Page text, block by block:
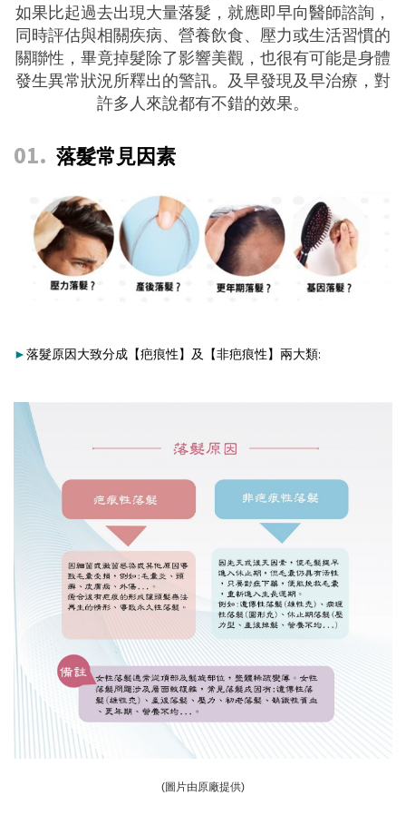
如果比起過去出現大量落髮，就應即早向醫師諮詢，
同時評估與相關疾病、營養飲食、壓力或生活習慣的
關聯性，畢竟掉髮除了影響美觀，也很有可能是身體
發生異常狀況所釋出的警訊。及早發現及早治療，對
許多人來說都有不錯的效果。
01. 落髮常見因素
►落髮原因大致分成【疤痕性】及【非疤痕性】兩大類:
(圖片由原廠提供)